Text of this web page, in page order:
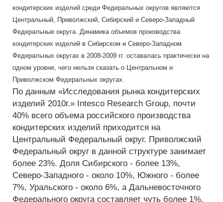
кондитерских изделий среди Федеральных округов являются
Центральный, Приволжский, Сибирский и Северо-Западный
Федеральные округа. Динамика объемов производства
кондитерских изделий в Сибирском и Северо-Западном
Федеральных округах в 2008-2009 гг. оставалась практически на
одном уровне, чего нельзя сказать о Центральном и
Приволжском Федеральных округах.
По данным «Исследования рынка кондитерских
изделий 2010г.» Intesco Research Group, почти
40% всего объема российского производства
кондитерских изделий приходится на
Центральный Федеральный округ. Приволжский
Федеральный округ в данной структуре занимает
более 23%. Доля Сибирского - более 13%,
Северо-Западного - около 10%, Южного - более
7%, Уральского - около 6%, а Дальневосточного
Федерального округа составляет чуть более 1%.